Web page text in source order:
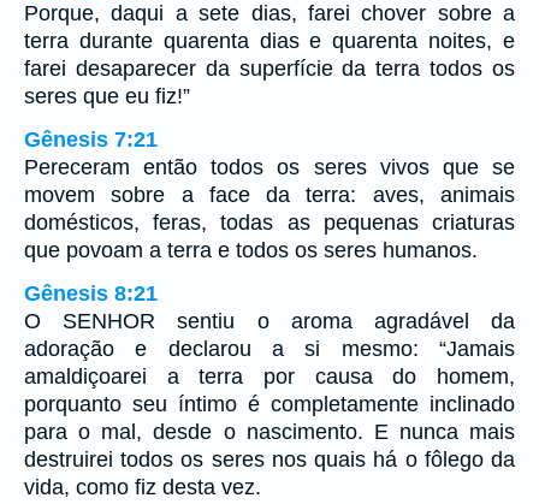
Porque, daqui a sete dias, farei chover sobre a
terra durante quarenta dias e quarenta noites, e
farei desaparecer da superfície da terra todos os
seres que eu fiz!”
Gênesis 7:21
Pereceram então todos os seres vivos que se
movem sobre a face da terra: aves, animais
domésticos, feras, todas as pequenas criaturas
que povoam a terra e todos os seres humanos.
Gênesis 8:21
O SENHOR sentiu o aroma agradável da
adoração e declarou a si mesmo: “Jamais
amaldiçoarei a terra por causa do homem,
porquanto seu íntimo é completamente inclinado
para o mal, desde o nascimento. E nunca mais
destruirei todos os seres nos quais há o fôlego da
vida, como fiz desta vez.